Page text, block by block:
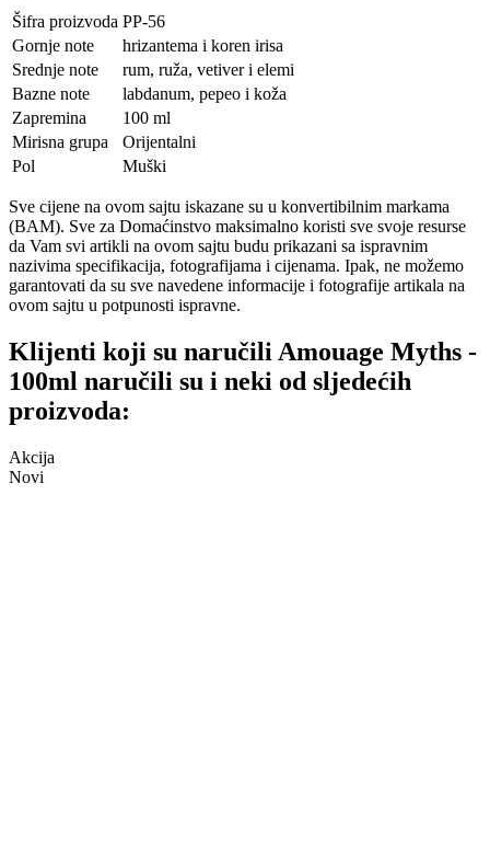
Šifra proizvoda PP-56
Gornje note
hrizantema i koren irisa
Srednje note
rum, ruža, vetiver i elemi
Bazne note
labdanum, pepeo i koža
Zapremina
100 ml
Mirisna grupa
Orijentalni
Pol
Muški
Sve cijene na ovom sajtu iskazane su u konvertibilnim markama
(BAM). Sve za Domaćinstvo maksimalno koristi sve svoje resurse
da Vam svi artikli na ovom sajtu budu prikazani sa ispravnim
nazivima specifikacija, fotografijama i cijenama. Ipak, ne možemo
garantovati da su sve navedene informacije i fotografije artikala na
ovom sajtu u potpunosti ispravne.
Klijenti koji su naručili Amouage Myths -
100ml naručili su i neki od sljedećih
proizvoda:
Akcija
Novi